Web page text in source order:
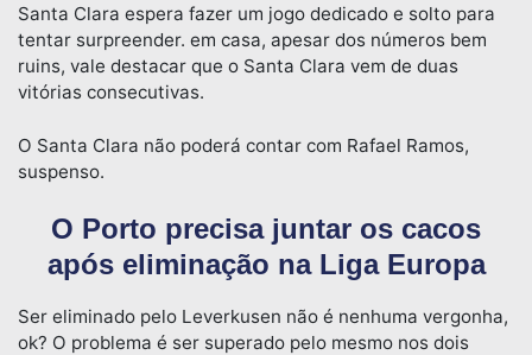
Santa Clara espera fazer um jogo dedicado e solto para
tentar surpreender. em casa, apesar dos números bem
ruins, vale destacar que o Santa Clara vem de duas
vitórias consecutivas.
O Santa Clara não poderá contar com Rafael Ramos,
suspenso.
O Porto precisa juntar os cacos
após eliminação na Liga Europa
Ser eliminado pelo Leverkusen não é nenhuma vergonha,
ok? O problema é ser superado pelo mesmo nos dois